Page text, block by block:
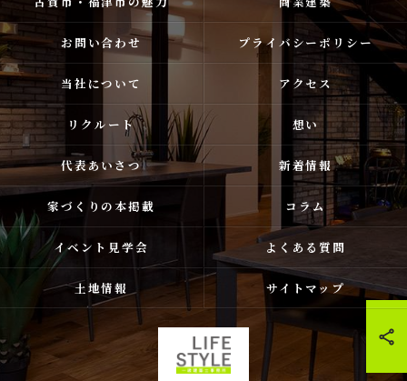
お問い合わせ プライバシーポリシー
当社について アクセス
リクルート 想い
代表あいさつ 新着情報
家づくりの本掲載 コラム
イベント見学会 よくある質問
土地情報 サイトマップ